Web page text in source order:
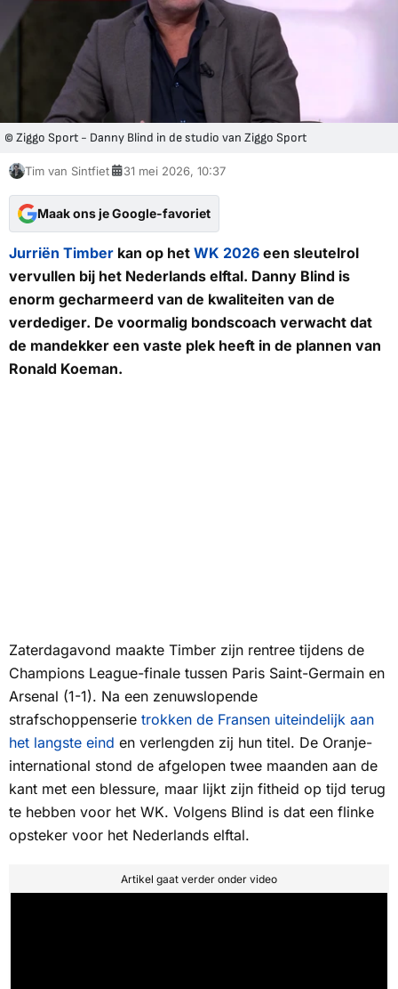
© Ziggo Sport - Danny Blind in de studio van Ziggo Sport
Tim van Sintfiet 31 mei 2026, 10:37
Maak ons je Google-favoriet
Jurriën Timber kan op het WK 2026 een sleutelrol
vervullen bij het Nederlands elftal. Danny Blind is
enorm gecharmeerd van de kwaliteiten van de
verdediger. De voormalig bondscoach verwacht dat
de mandekker een vaste plek heeft in de plannen van
Ronald Koeman.
Zaterdagavond maakte Timber zijn rentree tijdens de
Champions League-finale tussen Paris Saint-Germain en
Arsenal (1-1). Na een zenuwslopende
strafschoppenserie trokken de Fransen uiteindelijk aan
het langste eind en verlengden zij hun titel. De Oranje-
international stond de afgelopen twee maanden aan de
kant met een blessure, maar lijkt zijn fitheid op tijd terug
te hebben voor het WK. Volgens Blind is dat een flinke
opsteker voor het Nederlands elftal.
Artikel gaat verder onder video